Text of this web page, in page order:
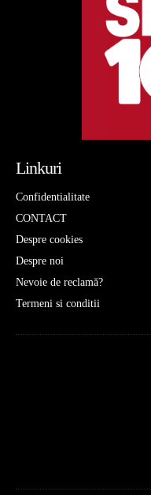
Linkuri
Confidentialitate
CONTACT
Despre cookies
Despre noi
Nevoie de reclamă?
Termeni si conditii